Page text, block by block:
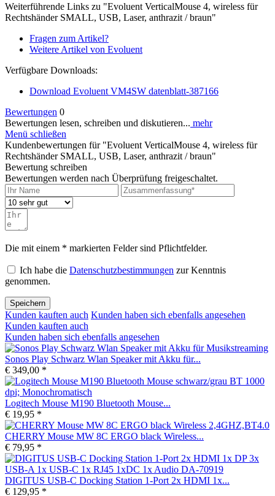
Weiterführende Links zu "Evoluent VerticalMouse 4, wireless für
Rechtshänder SMALL, USB, Laser, anthrazit / braun"
Fragen zum Artikel?
Weitere Artikel von Evoluent
Verfügbare Downloads:
Download Evoluent VM4SW datenblatt-387166
Bewertungen 0
Bewertungen lesen, schreiben und diskutieren... mehr
Menü schließen
Kundenbewertungen für "Evoluent VerticalMouse 4, wireless für
Rechtshänder SMALL, USB, Laser, anthrazit / braun"
Bewertung schreiben
Bewertungen werden nach Überprüfung freigeschaltet.
Die mit einem * markierten Felder sind Pflichtfelder.
Ich habe die Datenschutzbestimmungen zur Kenntnis
genommen.
Speichern
Kunden kauften auch Kunden haben sich ebenfalls angesehen
Kunden kauften auch
Kunden haben sich ebenfalls angesehen
Sonos Play Schwarz Wlan Speaker mit Akku für...
€ 349,00 *
Logitech Mouse M190 Bluetooth Mouse...
€ 19,95 *
CHERRY Mouse MW 8C ERGO black Wireless...
€ 79,95 *
DIGITUS USB-C Docking Station 1-Port 2x HDMI 1x...
€ 129,95 *